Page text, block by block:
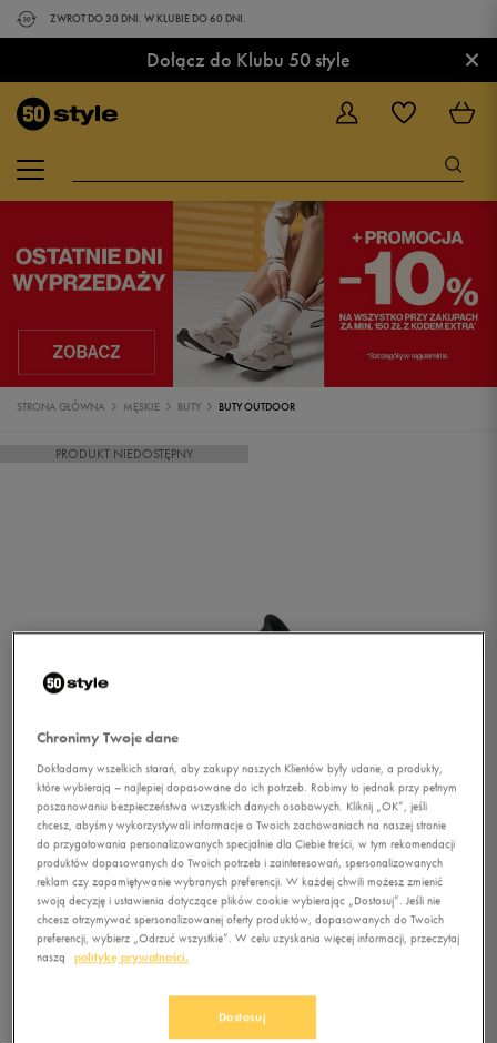
ZWROT DO 30 DNI. W KLUBIE DO 60 DNI.
Dołącz do Klubu 50 style ×
STRONA GŁÓWNA MĘSKIE BUTY BUTY OUTDOOR
PRODUKT NIEDOSTĘPNY
Chronimy Twoje dane
Dokładamy wszelkich starań, aby zakupy naszych Klientów były udane, a produkty,
które wybierają – najlepiej dopasowane do ich potrzeb. Robimy to jednak przy pełnym
poszanowaniu bezpieczeństwa wszystkich danych osobowych. Kliknij „OK”, jeśli
chcesz, abyśmy wykorzystywali informacje o Twoich zachowaniach na naszej stronie
do przygotowania personalizowanych specjalnie dla Ciebie treści, w tym rekomendacji
produktów dopasowanych do Twoich potrzeb i zainteresowań, spersonalizowanych
reklam czy zapamiętywanie wybranych preferencji. W każdej chwili możesz zmienić
swoją decyzję i ustawienia dotyczące plików cookie wybierając „Dostosuj”. Jeśli nie
chcesz otrzymywać spersonalizowanej oferty produktów, dopasowanych do Twoich
preferencji, wybierz „Odrzuć wszystkie”. W celu uzyskania więcej informacji, przeczytaj
naszą
politykę prywatności.
Dostosuj